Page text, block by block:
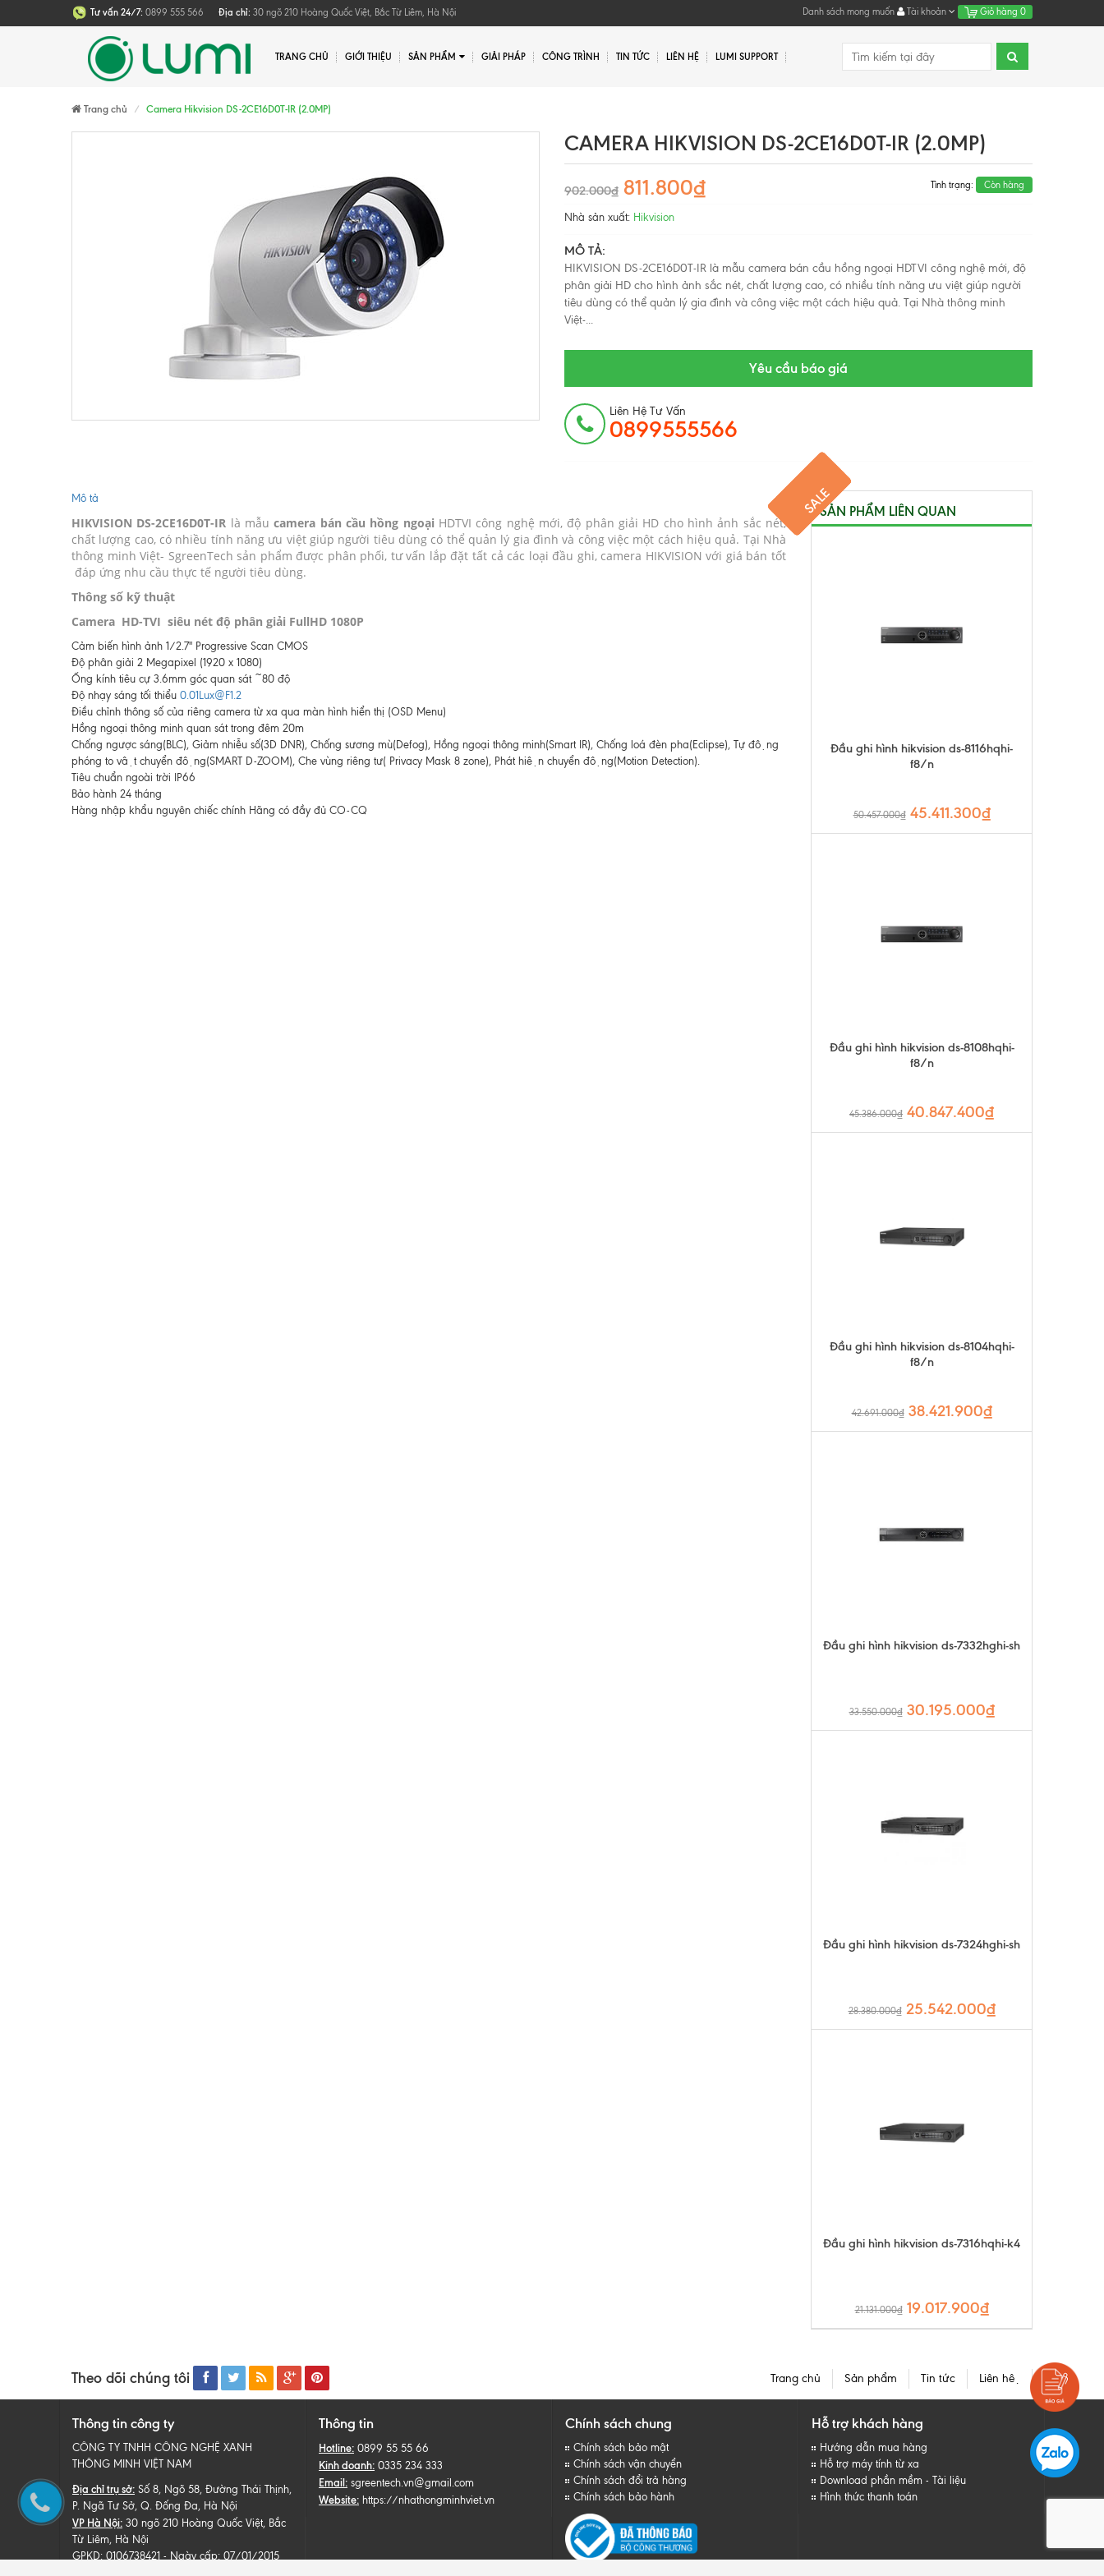
Tư vấn 24/7: 0899 555 566 Địa chỉ: 30 ngõ 210 Hoàng Quốc Việt, Bắc Từ Liêm, Hà Nội Danh sách mong muốn Tài khoản Giỏ hàng 0
TRANG CHỦ GIỚI THIỆU SẢN PHẨM GIẢI PHÁP CÔNG TRÌNH TIN TỨC LIÊN HỆ LUMI SUPPORT
Trang chủ Camera Hikvision DS-2CE16D0T-IR (2.0MP)
CAMERA HIKVISION DS-2CE16D0T-IR (2.0MP)
902.000₫ 811.800₫ Tình trạng: Còn hàng
Nhà sản xuất: Hikvision
MÔ TẢ:
HIKVISION DS-2CE16D0T-IR là mẫu camera bán cầu hồng ngoại HDTVI công nghệ mới, độ
phân giải HD cho hình ảnh sắc nét, chất lượng cao, có nhiều tính năng ưu việt giúp người
tiêu dùng có thể quản lý gia đình và công việc một cách hiệu quả. Tại Nhà thông minh
Việt-...
Yêu cầu báo giá
Liên Hệ Tư Vấn
0899555566
Mô tả
HIKVISION DS-2CE16D0T-IR là mẫucamera bán cầu hồng ngoại HDTVI công nghệ mới, độ phân giải HD cho hình ảnh sắc nét,
chất lượng cao, có nhiều tính năng ưu việt giúp người tiêu dùng có thể quản lý gia đình và công việc một cách hiệu quả. Tại Nhà
thông minh Việt- SgreenTech sản phẩm được phân phối, tư vấn lắp đặt tất cả các loại đầu ghi, camera HIKVISION với giá bán tốt
đáp ứng nhu cầu thực tế người tiêu dùng.
Thông số kỹ thuật
Camera HD-TVI siêu nét độ phân giải FullHD 1080P
Cảm biến hình ảnh 1/2.7" Progressive Scan CMOS
Độ phân giải 2 Megapixel (1920 x 1080)
Ống kính tiêu cự 3.6mm góc quan sát ~80 độ
Độ nhạy sáng tối thiểu 0.01Lux@F1.2
Điều chỉnh thông số của riêng camera từ xa qua màn hình hiển thị (OSD Menu)
Hồng ngoại thông minh quan sát trong đêm 20m
Chống ngược sáng(BLC), Giảm nhiễu số(3D DNR), Chống sương mù(Defog), Hồng ngoại thông minh(Smart IR), Chống loá đèn pha(Eclipse), Tự động
phóng to vật chuyển động(SMART D-ZOOM), Che vùng riêng tư( Privacy Mask 8 zone), Phát hiện chuyển động(Motion Detection).
Tiêu chuẩn ngoài trời IP66
Bảo hành 24 tháng
Hàng nhập khẩu nguyên chiếc chính Hãng có đầy đủ CO-CQ
SẢN PHẨM LIÊN QUAN
SALE
Đầu ghi hình hikvision ds-8116hqhi-
f8/n
50.457.000₫ 45.411.300₫
SALE
Đầu ghi hình hikvision ds-8108hqhi-
f8/n
45.386.000₫ 40.847.400₫
SALE
Đầu ghi hình hikvision ds-8104hqhi-
f8/n
42.691.000₫ 38.421.900₫
SALE
Đầu ghi hình hikvision ds-7332hghi-sh
33.550.000₫ 30.195.000₫
SALE
Đầu ghi hình hikvision ds-7324hghi-sh
28.380.000₫ 25.542.000₫
SALE
Đầu ghi hình hikvision ds-7316hqhi-k4
21.131.000₫ 19.017.900₫
Theo dõi chúng tôi Trang chủ Sản phẩm Tin tức Liên hệ
Thông tin công ty
CÔNG TY TNHH CÔNG NGHỆ XANH
THÔNG MINH VIỆT NAM
Địa chỉ trụ sở: Số 8, Ngõ 58, Đường Thái Thịnh,
P. Ngã Tư Sở, Q. Đống Đa, Hà Nội
VP Hà Nội: 30 ngõ 210 Hoàng Quốc Việt, Bắc
Từ Liêm, Hà Nội
GPKD: 0106738421 - Ngày cấp: 07/01/2015
Thông tin
Hotline: 0899 55 55 66
Kinh doanh: 0335 234 333
Email: sgreentech.vn@gmail.com
Website: https://nhathongminhviet.vn
Chính sách chung
Chính sách bảo mật
Chính sách vận chuyển
Chính sách đổi trả hàng
Chính sách bảo hành
Hỗ trợ khách hàng
Hướng dẫn mua hàng
Hỗ trợ máy tính từ xa
Download phần mềm - Tài liệu
Hình thức thanh toán